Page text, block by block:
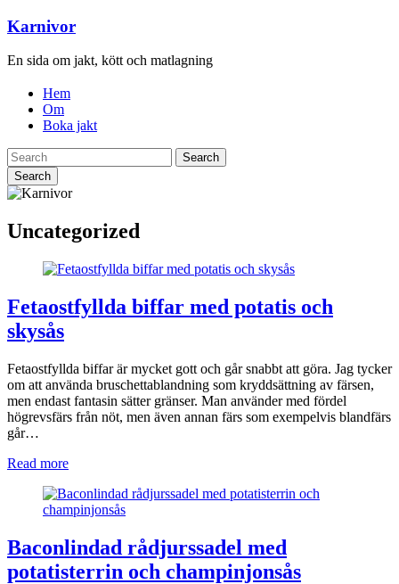
Karnivor
En sida om jakt, kött och matlagning
Hem
Om
Boka jakt
Search
Uncategorized
Fetaostfyllda biffar med potatis och
skysås
Fetaostfyllda biffar är mycket gott och går snabbt att göra. Jag tycker
om att använda bruschettablandning som kryddsättning av färsen,
men endast fantasin sätter gränser. Man använder med fördel
högrevsfärs från nöt, men även annan färs som exempelvis blandfärs
går…
Read more
Baconlindad rådjurssadel med
potatisterrin och champinjonsås